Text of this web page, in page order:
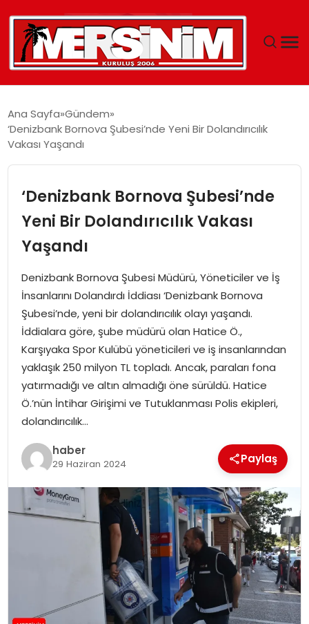
YAŞAM
EĞITIM
SPOR
EKONOMI
MAGAZIN
DÜNYA
OTOMOBIL
Ana Sayfa Gündem
‘Denizbank Bornova Şubesi’nde Yeni Bir Dolandırıcılık
Vakası Yaşandı
‘Denizbank Bornova Şubesi’nde
Yeni Bir Dolandırıcılık Vakası
Yaşandı
Denizbank Bornova Şubesi Müdürü, Yöneticiler ve İş
İnsanlarını Dolandırdı İddiası ‘Denizbank Bornova
Şubesi’nde, yeni bir dolandırıcılık olayı yaşandı.
İddialara göre, şube müdürü olan Hatice Ö.,
Karşıyaka Spor Kulübü yöneticileri ve iş insanlarından
yaklaşık 250 milyon TL topladı. Ancak, paraları fona
yatırmadığı ve altın almadığı öne sürüldü. Hatice
Ö.’nün İntihar Girişimi ve Tutuklanması Polis ekipleri,
dolandırıcılık…
haber
29 Haziran 2024 Paylaş